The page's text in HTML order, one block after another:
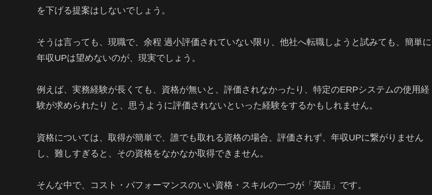
を下げる提案はしないでしょう。
そうは言っても、現職で、余程 過小評価されていない限り、他社へ転職しようと試みても、簡単に
年収UPは望めないのが、現実でしょう。
例えば、実務経験が長くても、資格が無いと、評価されなかったり、特定のERPシステムの使用経
験が求められたり と、思うように評価されないといった経験をするかもしれません。
資格については、取得が簡単で、誰でも取れる資格の場合、評価されず、年収UPに繋がりません
し、難しすぎると、その資格をなかなか取得できません。
そんな中で、コスト・パフォーマンスのいい資格・スキルの一つが「英語」です。